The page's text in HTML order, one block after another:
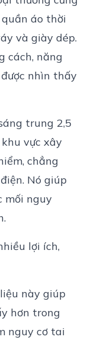
áo thời
và giày dép.
cách, năng
nhìn thấy
trung 2,5
vực xây
chẳng
Nó giúp
mối nguy
lợi ích,
này giúp
hơn trong
nguy cơ tai